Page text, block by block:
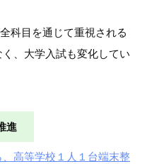
科目を通じて重視される
、大学入試も変化してい
進
高等学校１人１台端末整